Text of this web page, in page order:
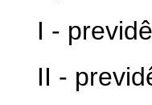
I -
II -